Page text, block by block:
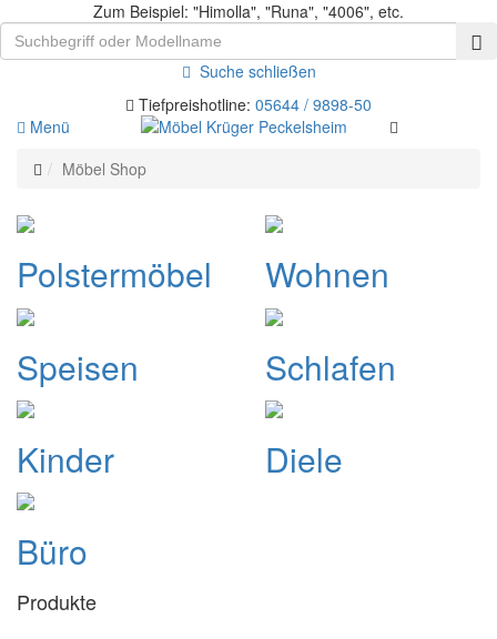
Zum Beispiel: "Himolla", "Runa", "4006", etc.
Suche schließen
Tiefpreishotline: 05644 / 9898-50
Menü
Möbel Shop
Polstermöbel
Wohnen
Speisen
Schlafen
Kinder
Diele
Büro
Produkte